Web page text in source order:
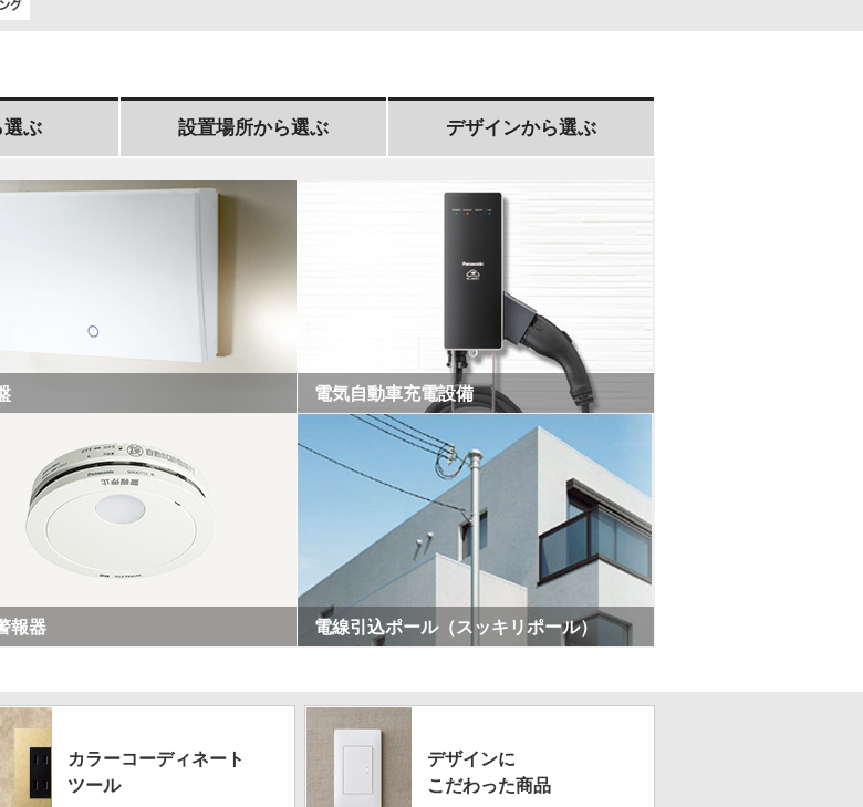
選ぶ 設置場所から選ぶ デザインから選ぶ
電気自動車充電設備
報器 電線引込ポール（スッキリポール）
カラーコーディネート
ツール
デザインに
こだわった商品